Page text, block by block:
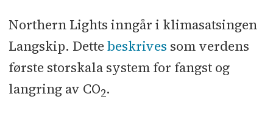
Northern Lights inngår i klimasatsingen
Langskip. Dette beskrives som verdens
første storskala system for fangst og
langring av CO2.